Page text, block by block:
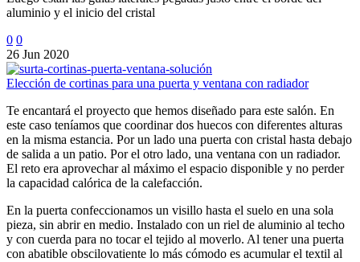
aluminio y el inicio del cristal
0 0
26 Jun 2020
Elección de cortinas para una puerta y ventana con radiador
Te encantará el proyecto que hemos diseñado para este salón. En
este caso teníamos que coordinar dos huecos con diferentes alturas
en la misma estancia. Por un lado una puerta con cristal hasta debajo
de salida a un patio. Por el otro lado, una ventana con un radiador.
El reto era aprovechar al máximo el espacio disponible y no perder
la capacidad calórica de la calefacción.
En la puerta confeccionamos un visillo hasta el suelo en una sola
pieza, sin abrir en medio. Instalado con un riel de aluminio al techo
y con cuerda para no tocar el tejido al moverlo. Al tener una puerta
con abatible obscilovatiente lo más cómodo es acumular el textil al